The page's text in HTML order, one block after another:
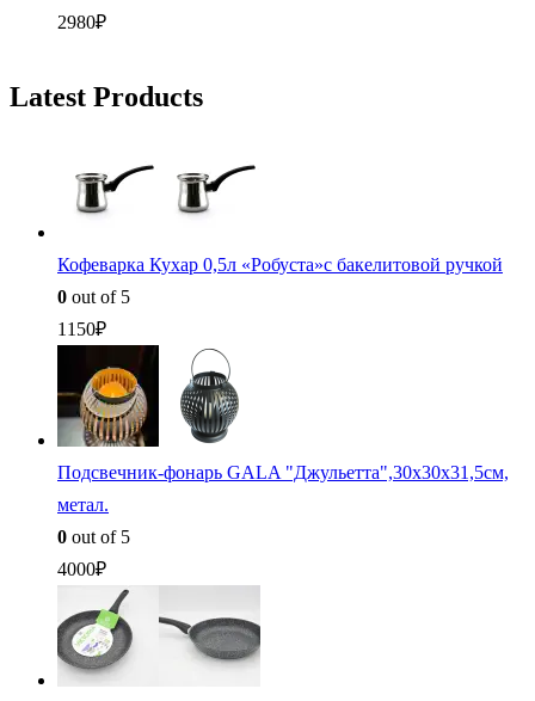
2980₽
Latest Products
Кофеварка Кухар 0,5л «Робуста»с бакелитовой ручкой
0 out of 5
1150₽
Подсвечник-фонарь GALA "Джульетта",30х30х31,5см,
метал.
0 out of 5
4000₽